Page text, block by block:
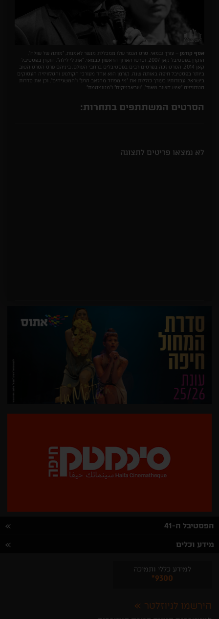
אסף קורמן – עורך ובמאי. סרט הגמר שלו ממכללת מנשר לאמנות, ״מותה של שולה״,
הוקרן בפסטיבל קאן 2007, וסרטו הארוך הראשון כבמאי, ״את לי לילה״, הוקרן בפסטיבל
קאן 2014. הסרט זכה בפרסים רבים בפסטיבלים ברחבי העולם, ביניהם פרס הסרט הטוב
ביותר בפסטיבל חיפה באותה שנה. קורמן הוא אחד מעורכי הקולנוע והטלוויזיה העסוקים
בישראל. עבודותיו כעורך כוללות את ״מי מפחד מהזאב הרע״ ו״המשגיחים״, וכן את סדרות
הטלוויזיה ״איש חשוב מאוד״, ״שבאבניקים״ ו״מטומטמת״.
הסרטים המשתתפים בתחרות:
לא נמצאו פריטים לתצוגה
הפסטיבל ה-41
מידע וכלים
למידע כללי ותמיכה
*9300
הירשמו לניוזלטר